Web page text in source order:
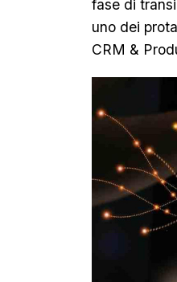
fase di
uno dei
CRM &